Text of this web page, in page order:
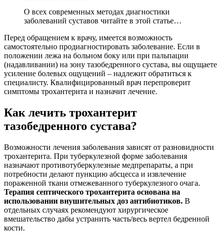
О всех современных методах диагностики
заболеваний суставов читайте в этой статье…
Перед обращением к врачу, имеется возможность
самостоятельно продиагностировать заболевание. Если в
положении лежа на больном боку или при пальпации
(надавливании) на зону тазобедренного сустава, вы ощущаете
усиление болевых ощущений – надлежит обратиться к
специалисту. Квалифицированный врач перепроверит
симптомы трохантерита и назначит лечение.
Как лечить трохантерит
тазобедренного сустава?
Возможности лечения заболевания зависят от разновидности
трохантерита. При туберкулезной форме заболевания
назначают противотуберкулезные медпрепараты, а при
потребности делают пункцию абсцесса и извлечение
пораженной ткани отмежеванного туберкулезного очага.
Терапия септического трохантерита основана на
использовании внушительных доз антибиотиков. В
отдельных случаях рекомендуют хирургическое
вмешательство дабы устранить часть/весь вертел бедренной
кости.